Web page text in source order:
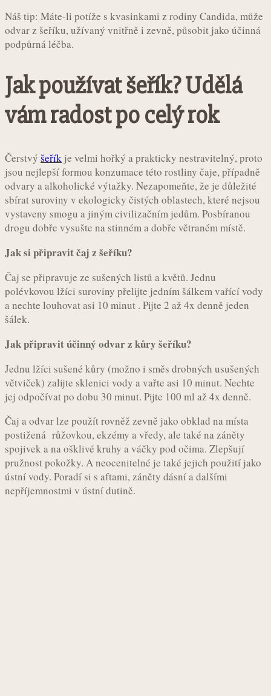
Náš tip: Máte-li potíže s kvasinkami z rodiny Candida, může
odvar z šeříku, užívaný vnitřně i zevně, působit jako účinná
podpůrná léčba.
Jak používat šeřík? Udělá
vám radost po celý rok
Čerstvý šeřík je velmi hořký a prakticky nestravitelný, proto
jsou nejlepší formou konzumace této rostliny čaje, případně
odvary a alkoholické výtažky. Nezapomeňte, že je důležité
sbírat suroviny v ekologicky čistých oblastech, které nejsou
vystaveny smogu a jiným civilizačním jedům. Posbíranou
drogu dobře vysušte na stinném a dobře větraném místě.
Jak si připravit čaj z šeříku?
Čaj se připravuje ze sušených listů a květů. Jednu
polévkovou lžíci suroviny přelijte jedním šálkem vařící vody
a nechte louhovat asi 10 minut . Pijte 2 až 4x denně jeden
šálek.
Jak připravit účinný odvar z kůry šeříku?
Jednu lžíci sušené kůry (možno i směs drobných usušených
větviček) zalijte sklenici vody a vařte asi 10 minut. Nechte
jej odpočívat po dobu 30 minut. Pijte 100 ml až 4x denně.
Čaj a odvar lze použít rovněž zevně jako obklad na místa
postižená růžovkou, ekzémy a vředy, ale také na záněty
spojivek a na ošklivé kruhy a váčky pod očima. Zlepšují
pružnost pokožky. A neocenitelné je také jejich použití jako
ústní vody. Poradí si s aftami, záněty dásní a dalšími
nepříjemnostmi v ústní dutině.